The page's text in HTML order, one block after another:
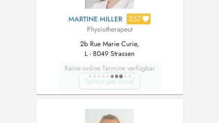
MARTINE MILLER 357
Physiotherapeut
2b Rue Marie Curie,
L - 8049 Strassen
Keine online Termine verfügbar
Termin per Anruf